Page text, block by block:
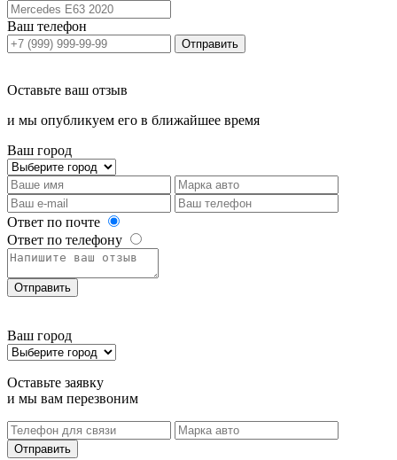
Ваш телефон
Отправить
Оставьте ваш отзыв
и мы опубликуем его в ближайшее время
Ваш город
Ответ по почте
Ответ по телефону
Отправить
Ваш город
Оставьте заявку
и мы вам перезвоним
Отправить